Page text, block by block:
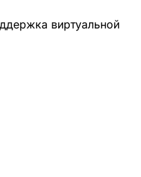
виртуальной